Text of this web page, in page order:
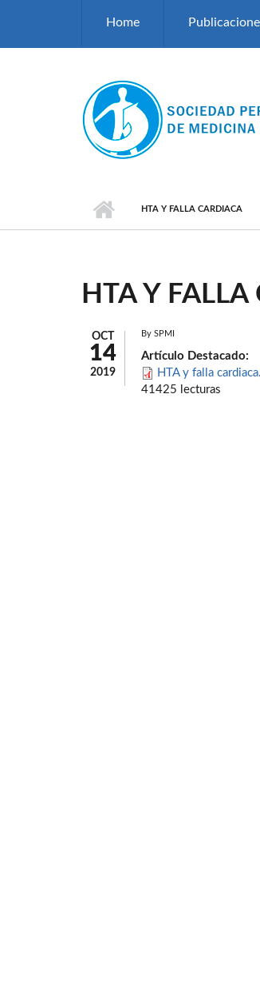
Home
HTA Y FALLA CARDIACA
HTA Y
OCT
14
2019
By SPMI
Artículo Destacado:
HTA y falla
41425 lecturas